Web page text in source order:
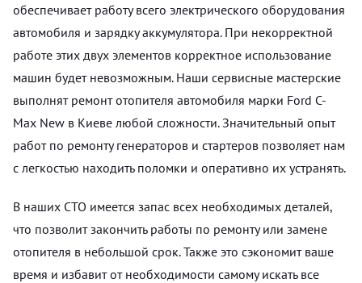
обеспечивает работу всего электрического оборудования
автомобиля и зарядку аккумулятора. При некорректной
работе этих двух элементов корректное использование
машин будет невозможным. Наши сервисные мастерские
выполнят ремонт отопителя автомобиля марки Ford C-
Max New в Киеве любой сложности. Значительный опыт
работ по ремонту генераторов и стартеров позволяет нам
с легкостью находить поломки и оперативно их устранять.
В наших СТО имеется запас всех необходимых деталей,
что позволит закончить работы по ремонту или замене
отопителя в небольшой срок. Также это сэкономит ваше
время и избавит от необходимости самому искать все